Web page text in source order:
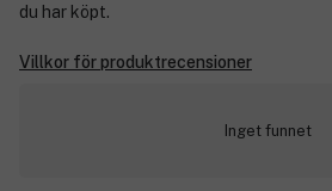
du har köpt.
Villkor för produktrecensioner
Inget funnet